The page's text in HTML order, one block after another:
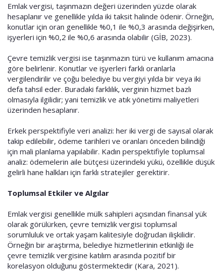
Emlak vergisi, taşınmazın değeri üzerinden yüzde olarak
hesaplanır ve genellikle yılda iki taksit halinde ödenir. Örneğin,
konutlar için oran genellikle %0,1 ile %0,3 arasında değişirken,
işyerleri için %0,2 ile %0,6 arasında olabilir (GİB, 2023).
Çevre temizlik vergisi ise taşınmazın türü ve kullanım amacına
göre belirlenir. Konutlar ve işyerleri farklı oranlarla
vergilendirilir ve çoğu belediye bu vergiyi yılda bir veya iki
defa tahsil eder. Buradaki farklılık, verginin hizmet bazlı
olmasıyla ilgilidir; yani temizlik ve atık yönetimi maliyetleri
üzerinden hesaplanır.
Erkek perspektifiyle veri analizi: her iki vergi de sayısal olarak
takip edilebilir, ödeme tarihleri ve oranları önceden bilindiği
için mali planlama yapılabilir. Kadın perspektifiyle toplumsal
analiz: ödemelerin aile bütçesi üzerindeki yükü, özellikle düşük
gelirli hane halkları için farklı stratejiler gerektirir.
Toplumsal Etkiler ve Algılar
Emlak vergisi genellikle mülk sahipleri açısından finansal yük
olarak görülürken, çevre temizlik vergisi toplumsal
sorumluluk ve ortak yaşam kalitesiyle doğrudan ilişkilidir.
Örneğin bir araştırma, belediye hizmetlerinin etkinliği ile
çevre temizlik vergisine katılım arasında pozitif bir
korelasyon olduğunu göstermektedir (Kara, 2021).